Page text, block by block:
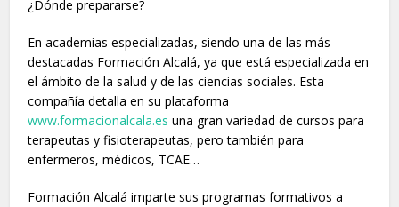
¿Dónde prepararse?
En academias especializadas, siendo una de las más
destacadas Formación Alcalá, ya que está especializada en
el ámbito de la salud y de las ciencias sociales. Esta
compañía detalla en su plataforma
www.formacionalcala.es una gran variedad de cursos para
terapeutas y fisioterapeutas, pero también para
enfermeros, médicos, TCAE…
Formación Alcalá imparte sus programas formativos a